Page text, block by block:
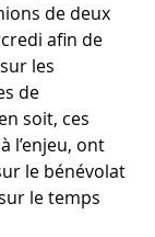
de deux
afin de
les
de
soit, ces
l’enjeu, ont
le bénévolat
le temps